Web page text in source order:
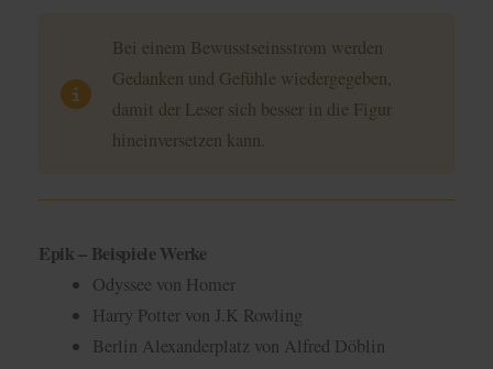
Bei einem Bewusstseinsstrom werden
Gedanken und Gefühle wiedergegeben,
damit der Leser sich besser in die Figur
hineinversetzen kann.
Epik – Beispiele Werke
Odyssee von Homer
Harry Potter von J.K Rowling
Berlin Alexanderplatz von Alfred Döblin